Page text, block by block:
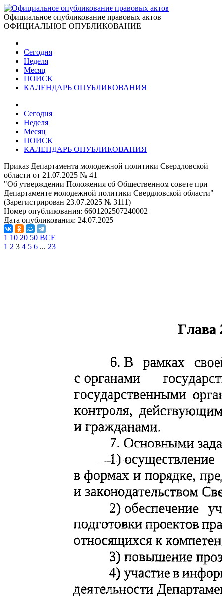
Официальное опубликование правовых актов
ОФИЦИАЛЬНОЕ ОПУБЛИКОВАНИЕ
Сегодня
Неделя
Месяц
ПОИСК
КАЛЕНДАРЬ ОПУБЛИКОВАНИЯ
Сегодня
Неделя
Месяц
ПОИСК
КАЛЕНДАРЬ ОПУБЛИКОВАНИЯ
Приказ Департамента молодежной политики Свердловской
области от 21.07.2025 № 41
"Об утверждении Положения об Общественном совете при
Департаменте молодежной политики Свердловской области"
(Зарегистрирован 23.07.2025 № 3111)
Номер опубликования: 6601202507240002
Дата опубликования: 24.07.2025
1 10 20 50 ВСЕ
1 2 3 4 5 6 ... 23